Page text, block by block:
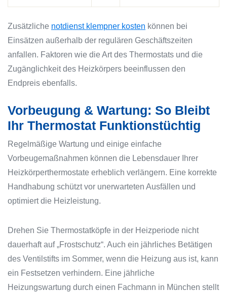
Zusätzliche notdienst klempner kosten können bei
Einsätzen außerhalb der regulären Geschäftszeiten
anfallen. Faktoren wie die Art des Thermostats und die
Zugänglichkeit des Heizkörpers beeinflussen den
Endpreis ebenfalls.
Vorbeugung & Wartung: So Bleibt
Ihr Thermostat Funktionstüchtig
Regelmäßige Wartung und einige einfache
Vorbeugemaßnahmen können die Lebensdauer Ihrer
Heizkörperthermostate erheblich verlängern. Eine korrekte
Handhabung schützt vor unerwarteten Ausfällen und
optimiert die Heizleistung.
Drehen Sie Thermostatköpfe in der Heizperiode nicht
dauerhaft auf „Frostschutz“. Auch ein jährliches Betätigen
des Ventilstifts im Sommer, wenn die Heizung aus ist, kann
ein Festsetzen verhindern. Eine jährliche
Heizungswartung durch einen Fachmann in München stellt